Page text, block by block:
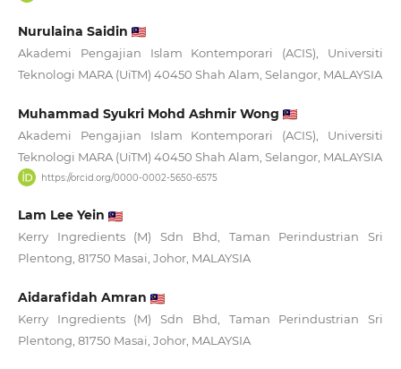
Nurulaina Saidin
Akademi Pengajian Islam Kontemporari (ACIS), Universiti
Teknologi MARA (UiTM) 40450 Shah Alam, Selangor, MALAYSIA
Muhammad Syukri Mohd Ashmir Wong
Akademi Pengajian Islam Kontemporari (ACIS), Universiti
Teknologi MARA (UiTM) 40450 Shah Alam, Selangor, MALAYSIA
https://orcid.org/0000-0002-5650-6575
Lam Lee Yein
Kerry Ingredients (M) Sdn Bhd, Taman Perindustrian Sri
Plentong, 81750 Masai, Johor, MALAYSIA
Aidarafidah Amran
Kerry Ingredients (M) Sdn Bhd, Taman Perindustrian Sri
Plentong, 81750 Masai, Johor, MALAYSIA